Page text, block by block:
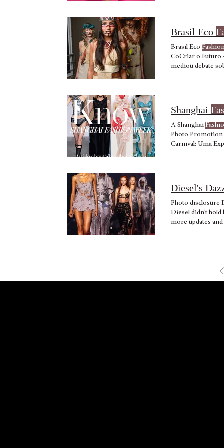
Brasil Eco
Brasil Eco
CoCriar o Futuro
mediou debate
Shanghai
A Shanghai
Photo
Carnival: Uma
Diesel's
Photo disclosure
Diesel didn't
more updates